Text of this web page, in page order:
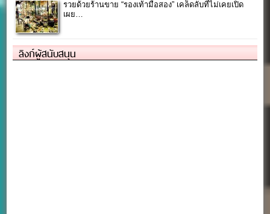
รวยด้วยร้านขาย “รองเท้ามือสอง” เคล็ดลับที่ไม่เคยเปิด
เผย…
ลิงก์ผู้สนับสนุน